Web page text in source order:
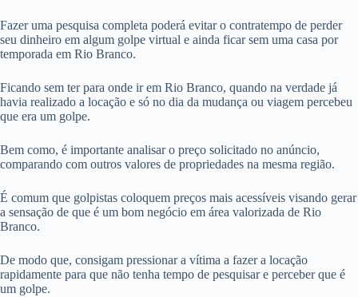
Fazer uma pesquisa completa poderá evitar o contratempo de perder
seu dinheiro em algum golpe virtual e ainda ficar sem uma casa por
temporada em Rio Branco.
Ficando sem ter para onde ir em Rio Branco, quando na verdade já
havia realizado a locação e só no dia da mudança ou viagem percebeu
que era um golpe.
Bem como, é importante analisar o preço solicitado no anúncio,
comparando com outros valores de propriedades na mesma região.
É comum que golpistas coloquem preços mais acessíveis visando gerar
a sensação de que é um bom negócio em área valorizada de Rio
Branco.
De modo que, consigam pressionar a vítima a fazer a locação
rapidamente para que não tenha tempo de pesquisar e perceber que é
um golpe.